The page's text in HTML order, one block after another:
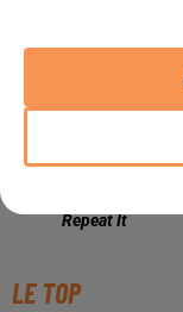
18h37
18h37
Repeat It
LE TOP